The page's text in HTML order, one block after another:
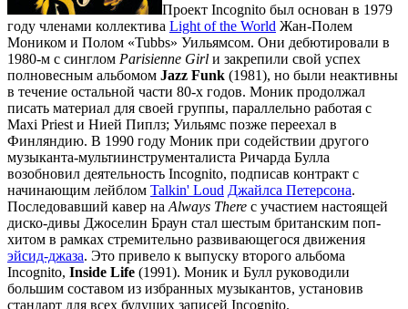
Проект Incognito был основан в 1979
году членами коллектива Light of the World Жан-Полем
Моником и Полом «Tubbs» Уильямсом. Они дебютировали в
1980-м с синглом Parisienne Girl и закрепили свой успех
полновесным альбомом Jazz Funk (1981), но были неактивны
в течение остальной части 80-х годов. Моник продолжал
писать материал для своей группы, параллельно работая с
Maxi Priest и Нией Пиплз; Уильямс позже переехал в
Финляндию. В 1990 году Моник при содействии другого
музыканта-мультиинструменталиста Ричарда Булла
возобновил деятельность Incognito, подписав контракт с
начинающим лейблом Talkin' Loud Джайлса Петерсона.
Последовавший кавер на Always There с участием настоящей
диско-дивы Джоселин Браун стал шестым британским поп-
хитом в рамках стремительно развивающегося движения
эйсид-джаза. Это привело к выпуску второго альбома
Incognito, Inside Life (1991). Моник и Булл руководили
большим составом из избранных музыкантов, установив
стандарт для всех будущих записей Incognito.